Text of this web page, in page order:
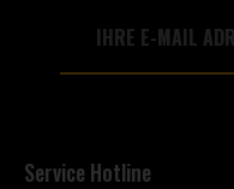
Service Hotline